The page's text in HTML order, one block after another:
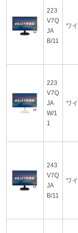
223
V7Q
JA
B/11
ワ
223
V7Q
JA
W/1
1
ワ
243
V7Q
JA
B/11
ワ